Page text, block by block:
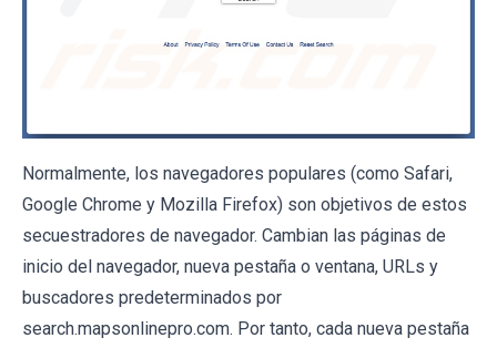
Normalmente, los navegadores populares (como Safari,
Google Chrome y Mozilla Firefox) son objetivos de estos
secuestradores de navegador. Cambian las páginas de
inicio del navegador, nueva pestaña o ventana, URLs y
buscadores predeterminados por
search.mapsonlinepro.com. Por tanto, cada nueva pestaña